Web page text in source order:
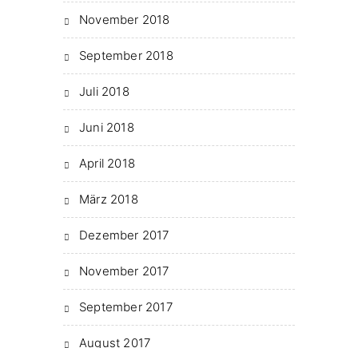
November 2018
September 2018
Juli 2018
Juni 2018
April 2018
März 2018
Dezember 2017
November 2017
September 2017
August 2017